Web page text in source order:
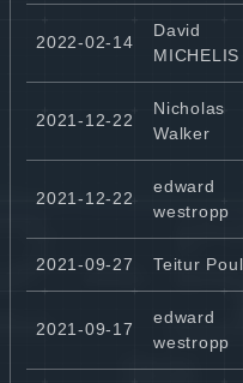
2022-02-14
David
MICHELIS
2021-12-22
Nicholas
Walker
2021-12-22
edward
westropp
2021-09-27 Teitur
2021-09-17
edward
westropp